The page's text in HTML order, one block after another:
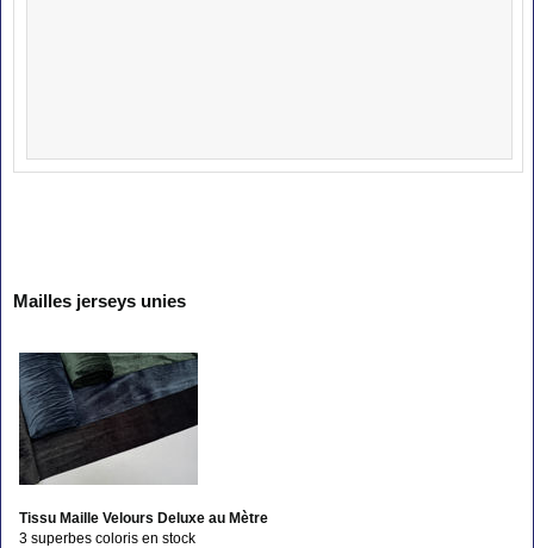
Mailles jerseys unies
Tissu Maille Velours Deluxe au Mètre
3 superbes coloris en stock